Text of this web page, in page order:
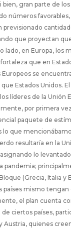
gran parte de
números
previsionado
que proyectan
lado, en Europa, los
que en
Europeos se
Estados Unidos. El
líderes de la Unión
por primera
paquete de
lo que
resultaría en la
lo levantado
pandemia;
(Grecia, Italia y
países mismo
el plan cuenta
ciertos países,
Austria, quienes